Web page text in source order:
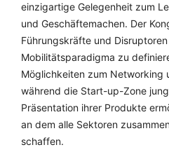
einzigartige Gelegenheit zum
und Geschäftemachen. Der
Führungskräfte und
Mobilitätsparadigma zu
Möglichkeiten zum Networking
während die Start-up-Zone
Präsentation ihrer Produkte
an dem alle Sektoren
schaffen.